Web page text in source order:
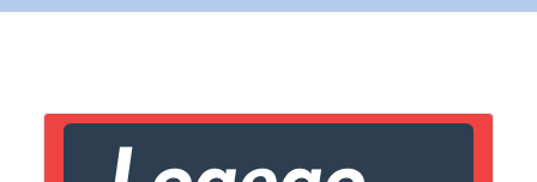
Lien vers inscription (sera inclus dans courriel)